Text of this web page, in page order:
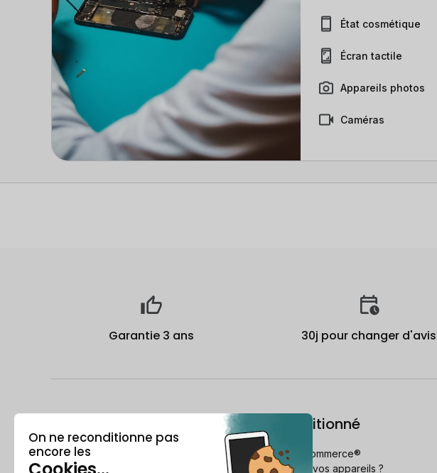
État cosmétique
Écran tactile
Appareils photos
Caméras
Garantie 3 ans 30j pour changer d'avis
Qui est Recommerce® ?
Le reconditionné
Comment Recommerce®
reconditionne vos appareils ?